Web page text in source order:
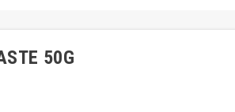
50G